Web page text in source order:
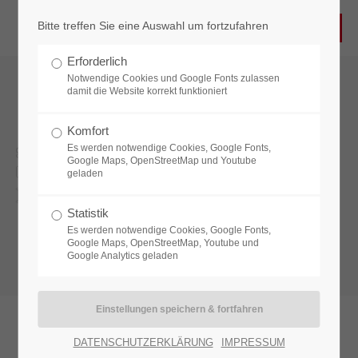
Benutzername
Passwort
Anmelden
Register|Lost your password?
Support
Selbstüberwachendes Risskontrollsystem zur
Kontrolle von geformten Aluminiumlaminatfolien.
Bitte treffen Sie eine Auswahl um fortzufahren
Erforderlich
Notwendige Cookies und Google Fonts zulassen
damit die Website korrekt funktioniert
Komfort
Es werden notwendige Cookies, Google Fonts,
Google Maps, OpenStreetMap und Youtube
geladen
Statistik
Es werden notwendige Cookies, Google Fonts,
Google Maps, OpenStreetMap, Youtube und
Google Analytics geladen
DATENSCHUTZERKLÄRUNG IMPRESSUM